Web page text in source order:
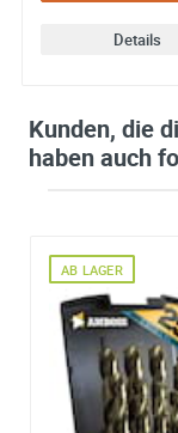
Details
Kunden, die
haben auch
AB LAGER